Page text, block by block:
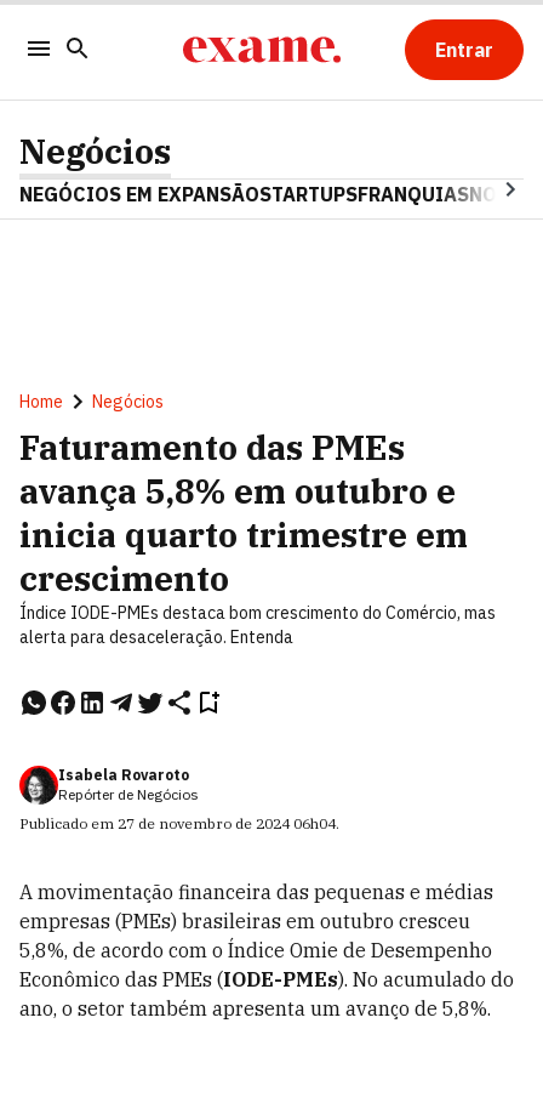
Entrar
Negócios
NEGÓCIOS EM EXPANSÃOSTARTUPSFRANQUIAS
Home Negócios
Faturamento das PMEs
avança 5,8% em outubro e
inicia quarto trimestre em
crescimento
Índice IODE-PMEs destaca bom crescimento do Comércio, mas
alerta para desaceleração. Entenda
Isabela Rovaroto
Repórter de Negócios
Publicado em 27 de novembro de 2024 06h04.
A movimentação financeira das pequenas e médias
empresas (PMEs) brasileiras em outubro cresceu
5,8%, de acordo com o Índice Omie de Desempenho
Econômico das PMEs (IODE-PMEs). No acumulado do
ano, o setor também apresenta um avanço de 5,8%.